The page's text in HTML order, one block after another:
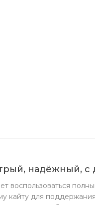
надёжный, с
воспользоваться
кайту для